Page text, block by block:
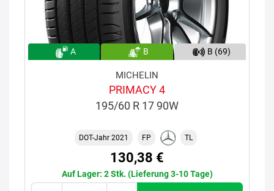
A B B (69)
MICHELIN
PRIMACY 4
195/60 R 17 90W
DOT-Jahr 2021 FP TL
130,38 €
Auf Lager: 2 Stk. (Lieferung 3-10 Tage)